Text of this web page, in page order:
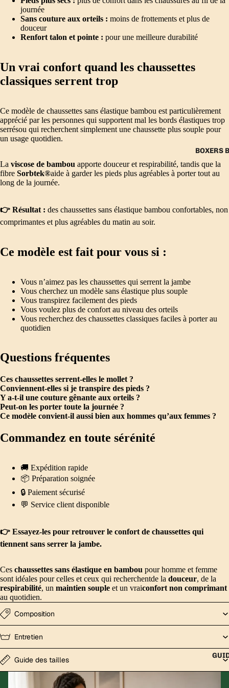
BOXERS
journée
Sans couture aux orteils : moins de frottements et plus de
douceur
Renfort talon et pointe : pour une meilleure durabilité
Un vrai confort quand les chaussettes
classiques serrent trop
Ce modèle de chaussettes sans élastique bambou est particulièrement
apprécié par les personnes qui supportent mal les bords élastiques trop
serrésou qui recherchent simplement une chaussette plus souple pour
un usage quotidien.
La viscose de bambou apporte douceur et respirabilité, tandis que la
fibre Sorbtek®aide à garder les pieds plus agréables à porter tout au
long de la journée.
👉 Résultat : des chaussettes sans élastique bambou confortables, non
comprimantes et plus agréables du matin au soir.
Ce modèle est fait pour vous si :
Vous n’aimez pas les chaussettes qui serrent la jambe
Vous cherchez un modèle sans élastique plus souple
Vous transpirez facilement des pieds
Vous voulez plus de confort au niveau des orteils
Vous recherchez des chaussettes classiques faciles à porter au
quotidien
Questions fréquentes
Ces chaussettes serrent-elles le mollet ?
Conviennent-elles si je transpire des pieds ?
Y a-t-il une couture gênante aux orteils ?
Peut-on les porter toute la journée ?
Ce modèle convient-il aussi bien aux hommes qu’aux femmes ?
Commandez en toute sérénité
🚚 Expédition rapide
📦 Préparation soignée
🔒 Paiement sécurisé
💬 Service client disponible
👉 Essayez-les pour retrouver le confort de chaussettes qui
tiennent sans serrer la jambe.
Ces chaussettes sans élastique en bambou pour homme et femme
sont idéales pour celles et ceux qui recherchentde la douceur, de la
respirabilité, un maintien souple et un vraiconfort non comprimant
au quotidien.
Composition
Entretien
Guide des tailles